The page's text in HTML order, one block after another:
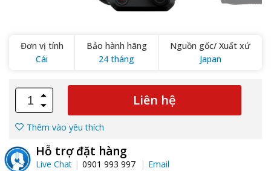
Đơn vị tính
Cái
Bảo hành hãng
24 tháng
Nguồn gốc/ Xuất xứ
Japan
Liên hệ
Thêm vào yêu thích
Hỗ trợ đặt hàng
Live Chat 0901 993 997 Email